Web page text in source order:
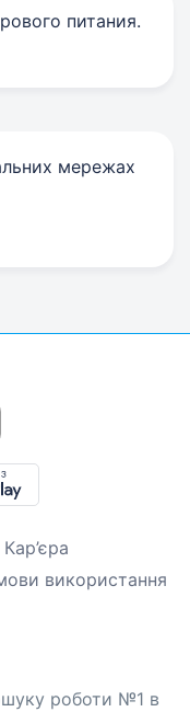
питания.
мережах
Кар’єра
використання
роботи №1 в